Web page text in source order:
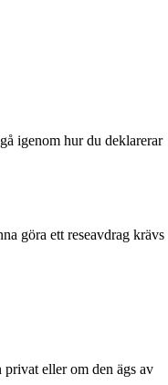
igenom hur du deklarerar
göra ett reseavdrag krävs
eller om den ägs av